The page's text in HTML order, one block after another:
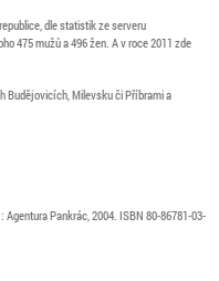
dle statistik ze serveru
475 mužů a 496 žen. A v roce 2011 zde
Budějovicích, Milevsku či Příbrami a
Pankrác, 2004. ISBN 80-86781-03-